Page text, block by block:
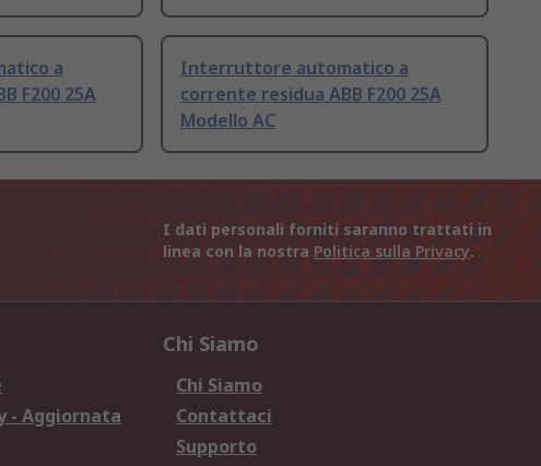
a
F200 25A
Interruttore automatico a
corrente residua ABB F200 25A
Modello AC
I dati personali forniti saranno trattati in
linea con la nostra Politica sulla Privacy.
- Aggiornata
Chi Siamo
Chi Siamo
Contattaci
Supporto